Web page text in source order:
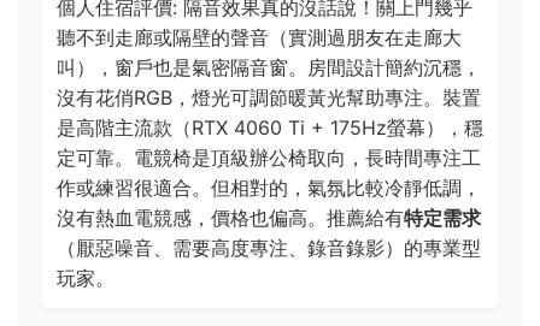
個人住宿評價: 隔音效果真的沒話說！關上門幾乎
聽不到走廊或隔壁的聲音（實測過朋友在走廊大
叫），窗戶也是氣密隔音窗。房間設計簡約沉穩，
沒有花俏RGB，燈光可調節暖黃光幫助專注。裝置
是高階主流款（RTX 4060 Ti + 175Hz螢幕），穩
定可靠。電競椅是頂級辦公椅取向，長時間專注工
作或練習很適合。但相對的，氣氛比較冷靜低調，
沒有熱血電競感，價格也偏高。推薦給有特定需求
（厭惡噪音、需要高度專注、錄音錄影）的專業型
玩家。